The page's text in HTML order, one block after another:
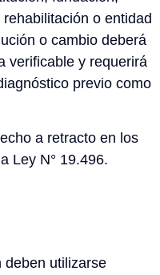
o entidad
o cambio deberá
verificable y requerirá
previo como
a retracto en los
Ley N° 19.496.
deben utilizarse